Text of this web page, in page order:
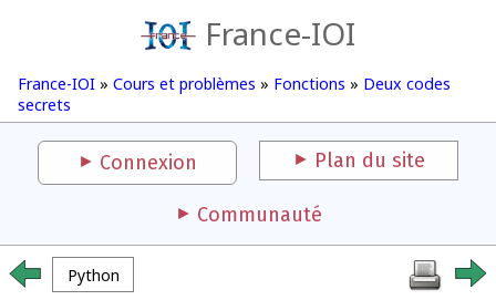
France-IOI
France-IOI » Cours et problèmes » Fonctions » Deux codes
secrets
Connexion Plan du site
Communauté
Python